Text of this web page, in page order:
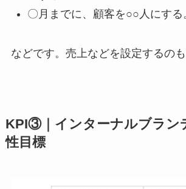
〇月までに、顧客を○○人にする
などです。売上などを設定するのも
KPI③｜インターナルブラン
性目標